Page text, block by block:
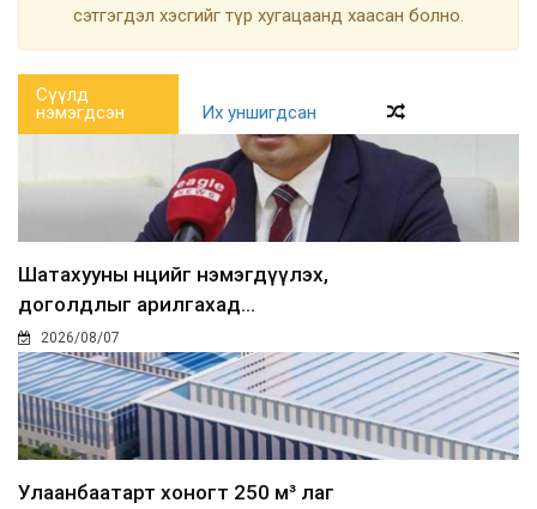
сэтгэгдэл хэсгийг түр хугацаанд хаасан болно.
Сүүлд
нэмэгдсэн
Их уншигдсан
Шатахууны нөөцийг нэмэгдүүлэх,
доголдлыг арилгахад...
2026/08/07
Улаанбаатарт хоногт 250 м³ лаг